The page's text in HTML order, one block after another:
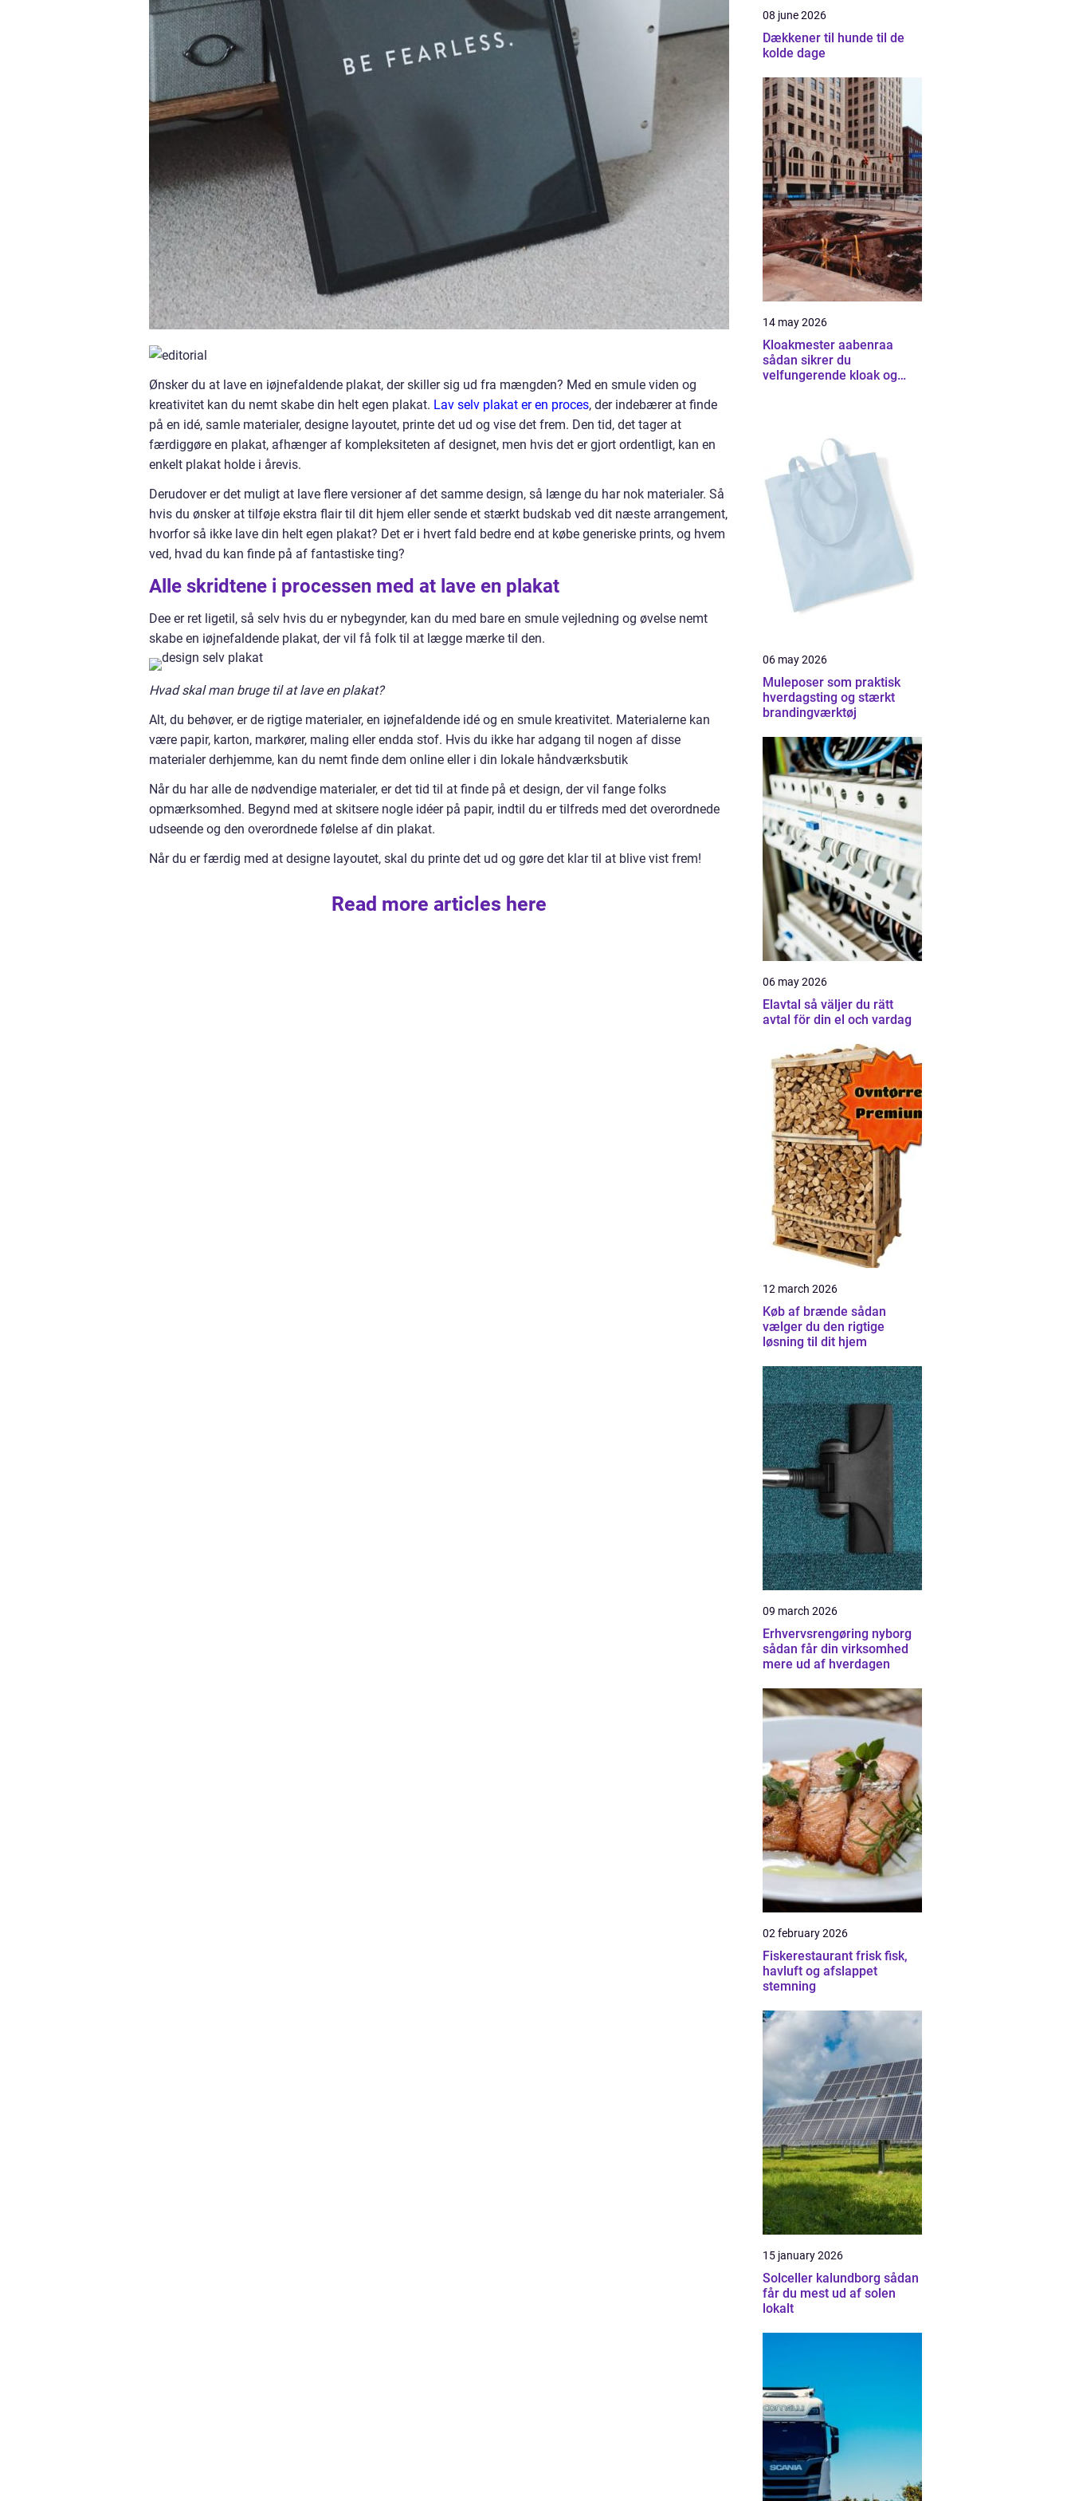
Ønsker du at lave en iøjnefaldende plakat, der skiller sig ud fra mængden? Med en smule viden og
kreativitet kan du nemt skabe din helt egen plakat. Lav selv plakat er en proces, der indebærer at finde
på en idé, samle materialer, designe layoutet, printe det ud og vise det frem. Den tid, det tager at
færdiggøre en plakat, afhænger af kompleksiteten af designet, men hvis det er gjort ordentligt, kan en
enkelt plakat holde i årevis.
Derudover er det muligt at lave flere versioner af det samme design, så længe du har nok materialer. Så
hvis du ønsker at tilføje ekstra flair til dit hjem eller sende et stærkt budskab ved dit næste arrangement,
hvorfor så ikke lave din helt egen plakat? Det er i hvert fald bedre end at købe generiske prints, og hvem
ved, hvad du kan finde på af fantastiske ting?
Alle skridtene i processen med at lave en plakat
Dee er ret ligetil, så selv hvis du er nybegynder, kan du med bare en smule vejledning og øvelse nemt
skabe en iøjnefaldende plakat, der vil få folk til at lægge mærke til den.
Hvad skal man bruge til at lave en plakat?
Alt, du behøver, er de rigtige materialer, en iøjnefaldende idé og en smule kreativitet. Materialerne kan
være papir, karton, markører, maling eller endda stof. Hvis du ikke har adgang til nogen af disse
materialer derhjemme, kan du nemt finde dem online eller i din lokale håndværksbutik
Når du har alle de nødvendige materialer, er det tid til at finde på et design, der vil fange folks
opmærksomhed. Begynd med at skitsere nogle idéer på papir, indtil du er tilfreds med det overordnede
udseende og den overordnede følelse af din plakat.
Når du er færdig med at designe layoutet, skal du printe det ud og gøre det klar til at blive vist frem!
Read more articles here
08 june 2026
Dækkener til hunde til de
kolde dage
14 may 2026
Kloakmester aabenraa
sådan sikrer du
velfungerende kloak og
06 may 2026
Muleposer som praktisk
hverdagsting og stærkt
brandingværktøj
06 may 2026
Elavtal så väljer du rätt
avtal för din el och vardag
12 march 2026
Køb af brænde sådan
vælger du den rigtige
løsning til dit hjem
09 march 2026
Erhvervsrengøring nyborg
sådan får din virksomhed
mere ud af hverdagen
02 february 2026
Fiskerestaurant frisk fisk,
havluft og afslappet
stemning
15 january 2026
Solceller kalundborg sådan
får du mest ud af solen
lokalt